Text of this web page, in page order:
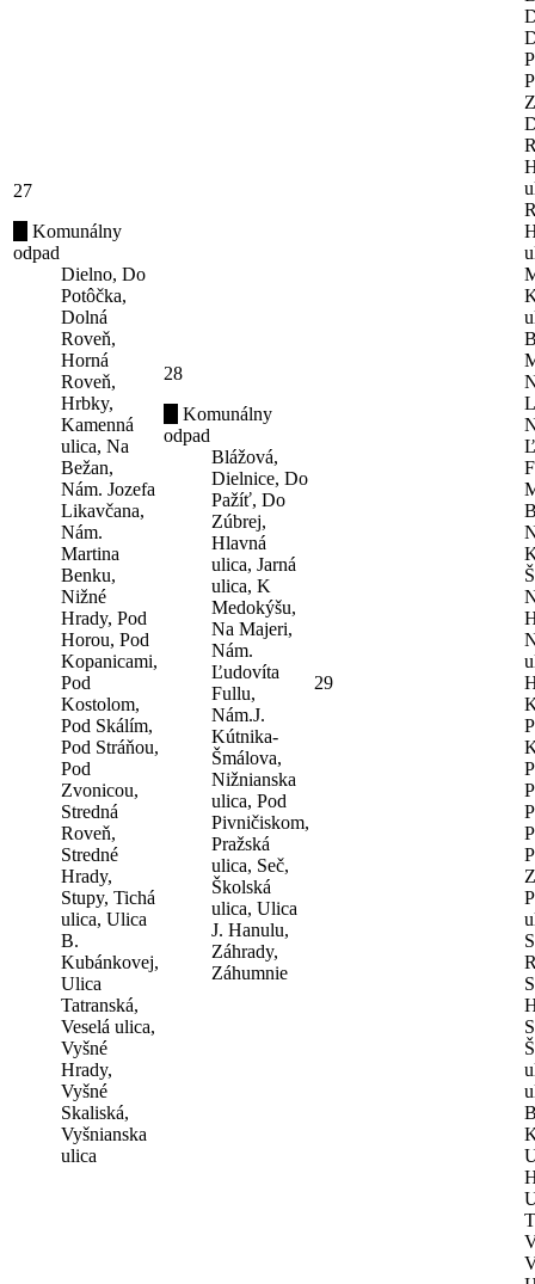
27
Komunálny
odpad
Dielno, Do
Potôčka,
Dolná
Roveň,
Horná
Roveň,
Hrbky,
Kamenná
ulica, Na
Bežan,
Nám. Jozefa
Likavčana,
Nám.
Martina
Benku,
Nižné
Hrady, Pod
Horou, Pod
Kopanicami,
Pod
Kostolom,
Pod Skálím,
Pod Stráňou,
Pod
Zvonicou,
Stredná
Roveň,
Stredné
Hrady,
Stupy, Tichá
ulica, Ulica
B.
Kubánkovej,
Ulica
Tatranská,
Veselá ulica,
Vyšné
Hrady,
Vyšné
Skaliská,
Vyšnianska
ulica
28
Komunálny
odpad
Blážová,
Dielnice, Do
Pažíť, Do
Zúbrej,
Hlavná
ulica, Jarná
ulica, K
Medokýšu,
Na Majeri,
Nám.
Ľudovíta
Fullu,
Nám.J.
Kútnika-
Šmálova,
Nižnianska
ulica, Pod
Pivničiskom,
Pražská
ulica, Seč,
Školská
ulica, Ulica
J. Hanulu,
Záhrady,
Záhumnie
29